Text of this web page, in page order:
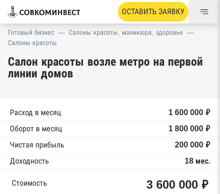
ОСТАВИТЬ ЗАЯВКУ
Готовый бизнес — Салоны красоты, маникюра, здоровье —
Салоны красоты
Салон красоты возле метро на первой
линии домов
Расход в месяц
1 600 000 ₽
Оборот в месяц
1 800 000 ₽
Чистая прибыль
200 000 ₽
Доходность
18 мес.
Стоимость 3 600 000 ₽